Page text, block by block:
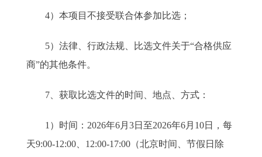
4）本项目不接受联合体参加比选；
5）法律、行政法规、比选文件关于“合格供应
商”的其他条件。
7、获取比选文件的时间、地点、方式：
1）时间：2026年6月3日至2026年6月10日，每
天9:00-12:00、12:00-17:00（北京时间、节假日除